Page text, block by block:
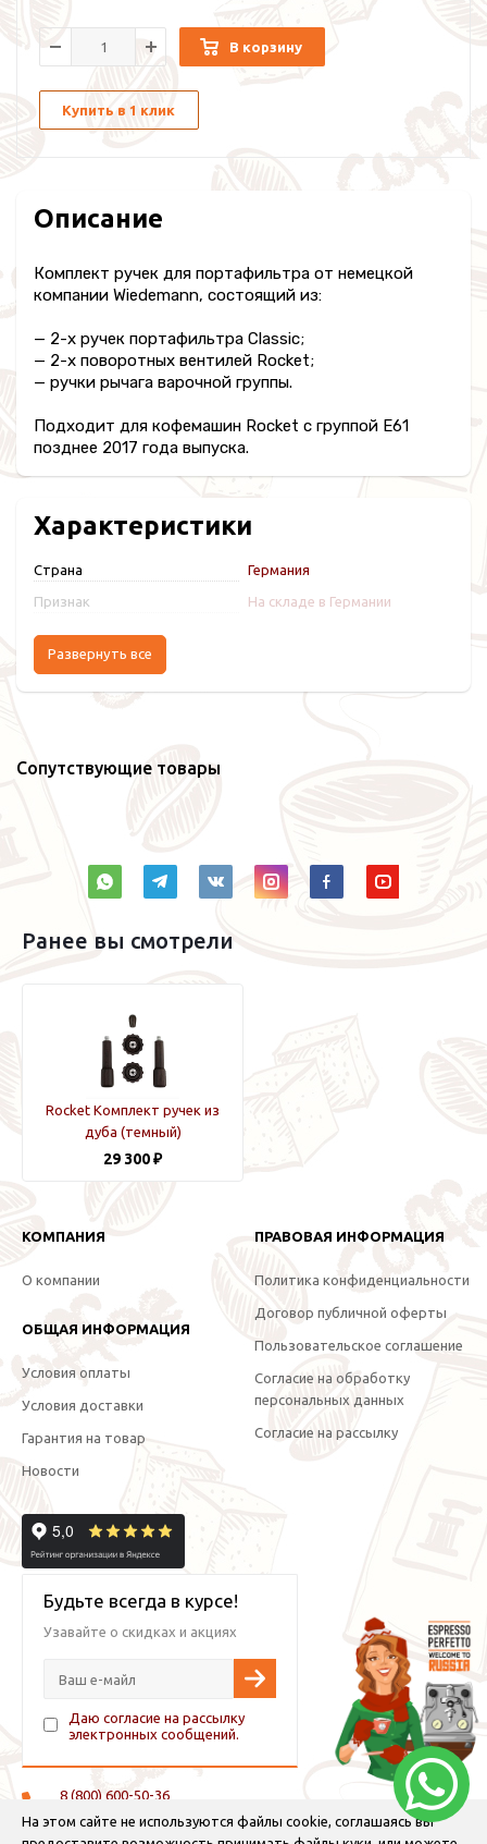
В корзину
Купить в 1 клик
Описание
Комплект ручек для портафильтра от немецкой
компании Wiedemann, состоящий из:
— 2-х ручек портафильтра Classic;
— 2-х поворотных вентилей Rocket;
— ручки рычага варочной группы.
Подходит для кофемашин Rocket с группой Е61
позднее 2017 года выпуска.
Характеристики
Страна Германия
Признак На складе в Германии
Развернуть все
Сопутствующие товары
На этом сайте не используются файлы cookie, соглашаясь вы
Ранее вы смотрели
Rocket Комплект ручек из
дуба (темный)
29 300 ₽
КОМПАНИЯ
О компании
ОБЩАЯ ИНФОРМАЦИЯ
Условия оплаты
Условия доставки
Гарантия на товар
Новости
ПРАВОВАЯ ИНФОРМАЦИЯ
Политика конфиденциальности
Договор публичной оферты
Пользовательское соглашение
Согласие на обработку
персональных данных
Согласие на рассылку
Будьте всегда в курсе!
Узавайте о скидках и акциях
Даю согласие на рассылку
электронных сообщений.
8 (800) 600-50-36
+7 (921) 882-11-99 (WhatsApp, Viber, Telegram)